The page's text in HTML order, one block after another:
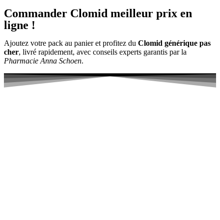
Commander Clomid meilleur prix en
ligne !
Ajoutez votre pack au panier et profitez du Clomid générique pas
cher, livré rapidement, avec conseils experts garantis par la
Pharmacie Anna Schoen.